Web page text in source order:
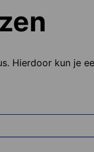
Hierdoor kun je